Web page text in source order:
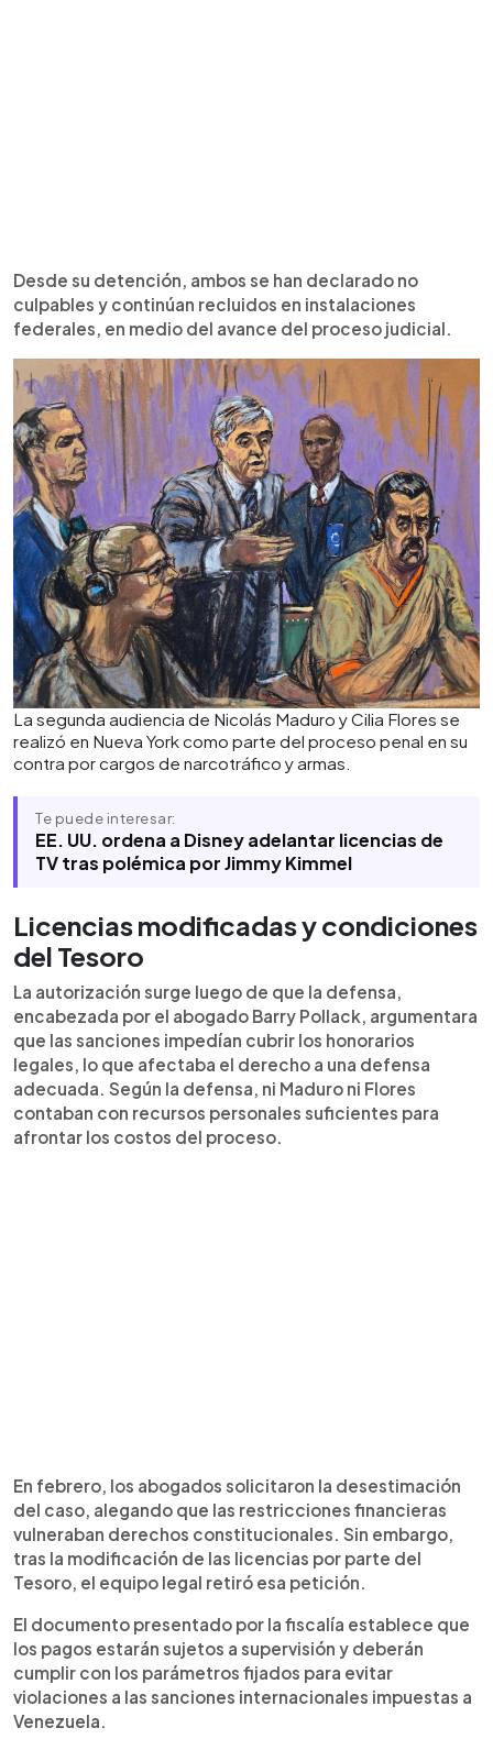
Desde su detención, ambos se han declarado no
culpables y continúan recluidos en instalaciones
federales, en medio del avance del proceso judicial.
La segunda audiencia de Nicolás Maduro y Cilia Flores se
realizó en Nueva York como parte del proceso penal en su
contra por cargos de narcotráfico y armas.
Te puede interesar:
EE. UU. ordena a Disney adelantar licencias de
TV tras polémica por Jimmy Kimmel
Licencias modificadas y condiciones
del Tesoro
La autorización surge luego de que la defensa,
encabezada por el abogado Barry Pollack, argumentara
que las sanciones impedían cubrir los honorarios
legales, lo que afectaba el derecho a una defensa
adecuada. Según la defensa, ni Maduro ni Flores
contaban con recursos personales suficientes para
afrontar los costos del proceso.
En febrero, los abogados solicitaron la desestimación
del caso, alegando que las restricciones financieras
vulneraban derechos constitucionales. Sin embargo,
tras la modificación de las licencias por parte del
Tesoro, el equipo legal retiró esa petición.
El documento presentado por la fiscalía establece que
los pagos estarán sujetos a supervisión y deberán
cumplir con los parámetros fijados para evitar
violaciones a las sanciones internacionales impuestas a
Venezuela.